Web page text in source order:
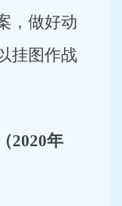
，做好动
挂图作战
2020年